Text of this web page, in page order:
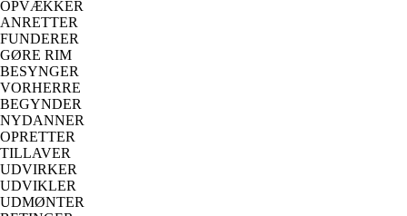
OPVÆKKER
ANRETTER
FUNDERER
GØRE RIM
BESYNGER
VORHERRE
BEGYNDER
NYDANNER
OPRETTER
TILLAVER
UDVIRKER
UDVIKLER
UDMØNTER